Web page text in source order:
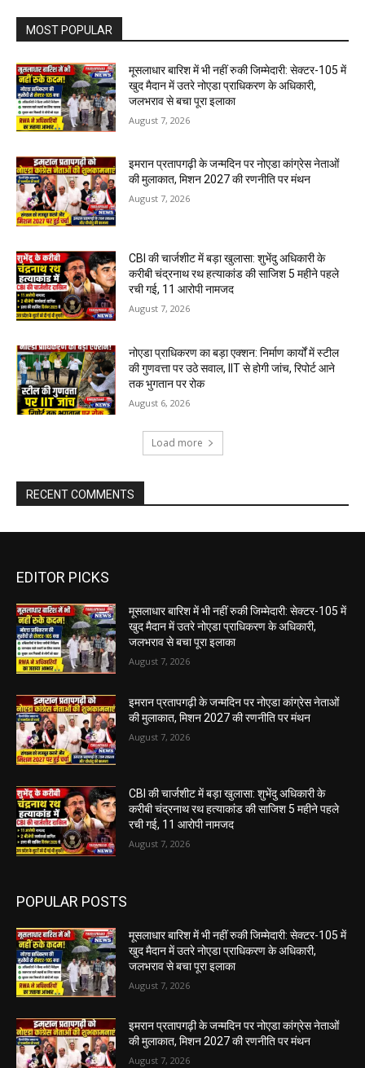
MOST POPULAR
मूसलाधार बारिश में भी नहीं रुकी जिम्मेदारी: सेक्टर-105 में
खुद मैदान में उतरे नोएडा प्राधिकरण के अधिकारी,
जलभराव से बचा पूरा इलाका
August 7, 2026
इमरान प्रतापगढ़ी के जन्मदिन पर नोएडा कांग्रेस नेताओं
की मुलाकात, मिशन 2027 की रणनीति पर मंथन
August 7, 2026
CBI की चार्जशीट में बड़ा खुलासा: शुभेंदु अधिकारी के
करीबी चंद्रनाथ रथ हत्याकांड की साजिश 5 महीने पहले
रची गई, 11 आरोपी नामजद
August 7, 2026
नोएडा प्राधिकरण का बड़ा एक्शन: निर्माण कार्यों में स्टील
की गुणवत्ता पर उठे सवाल, IIT से होगी जांच, रिपोर्ट आने
तक भुगतान पर रोक
August 6, 2026
Load more
RECENT COMMENTS
EDITOR PICKS
मूसलाधार बारिश में भी नहीं रुकी जिम्मेदारी: सेक्टर-105 में
खुद मैदान में उतरे नोएडा प्राधिकरण के अधिकारी,
जलभराव से बचा पूरा इलाका
August 7, 2026
इमरान प्रतापगढ़ी के जन्मदिन पर नोएडा कांग्रेस नेताओं
की मुलाकात, मिशन 2027 की रणनीति पर मंथन
August 7, 2026
CBI की चार्जशीट में बड़ा खुलासा: शुभेंदु अधिकारी के
करीबी चंद्रनाथ रथ हत्याकांड की साजिश 5 महीने पहले
रची गई, 11 आरोपी नामजद
August 7, 2026
POPULAR POSTS
मूसलाधार बारिश में भी नहीं रुकी जिम्मेदारी: सेक्टर-105 में
खुद मैदान में उतरे नोएडा प्राधिकरण के अधिकारी,
जलभराव से बचा पूरा इलाका
August 7, 2026
इमरान प्रतापगढ़ी के जन्मदिन पर नोएडा कांग्रेस नेताओं
की मुलाकात, मिशन 2027 की रणनीति पर मंथन
August 7, 2026